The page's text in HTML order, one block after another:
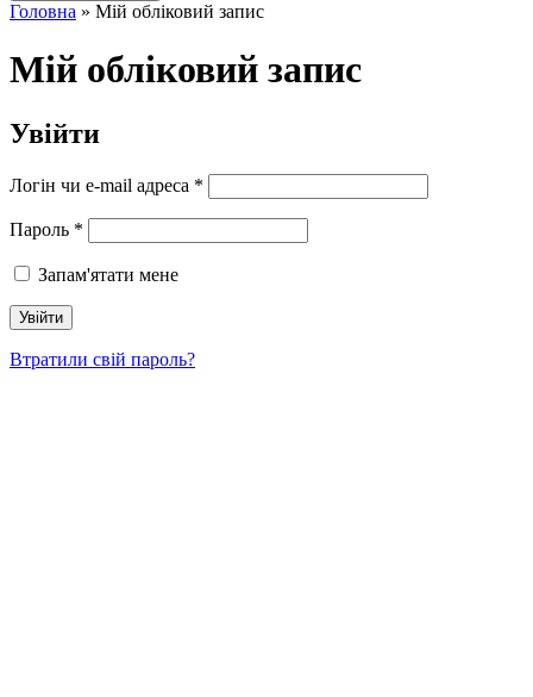
Головна » Мій обліковий запис
Мій обліковий запис
Увійти
Логін чи e-mail адреса *
Пароль *
Запам'ятати мене
Увійти
Втратили свій пароль?